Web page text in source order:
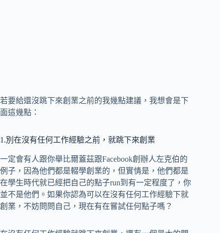
若要給還沒跳下來創業之前的我幾點建議，我想會是下
面這幾點：
1.別在沒有任何工作經驗之前，就跳下來創業
一定會有人跟你舉比爾蓋茲跟Facebook創辦人左克伯的
例子，因為他們都是輟學創業的，但實情是，他們都是
在學生時代就已經把自己的點子run到有一定程度了，你
並不是他們。如果你認為可以在沒有任何工作經驗下就
創業，不妨問問自己，現在有在嘗試任何點子嗎？